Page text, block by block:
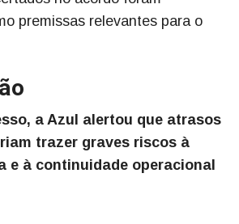
premissas relevantes para o
a Azul alertou que atrasos
trazer graves riscos à
e à continuidade operacional